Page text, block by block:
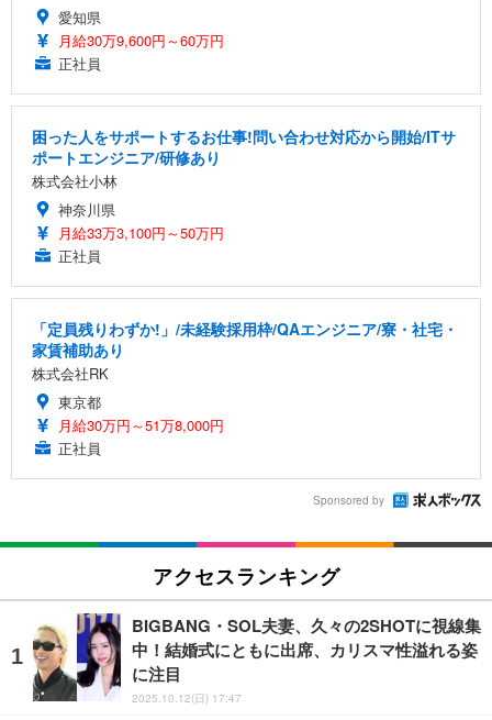
愛知県
月給30万9,600円～60万円
正社員
困った人をサポートするお仕事!問い合わせ対応から開始/ITサ
ポートエンジニア/研修あり
株式会社小林
神奈川県
月給33万3,100円～50万円
正社員
「定員残りわずか!」/未経験採用枠/QAエンジニア/寮・社宅・
家賃補助あり
株式会社RK
東京都
月給30万円～51万8,000円
正社員
Sponsored by
アクセスランキング
BIGBANG・SOL夫妻、久々の2SHOTに視線集
中！結婚式にともに出席、カリスマ性溢れる姿
に注目
2025.10.12(日) 17:47